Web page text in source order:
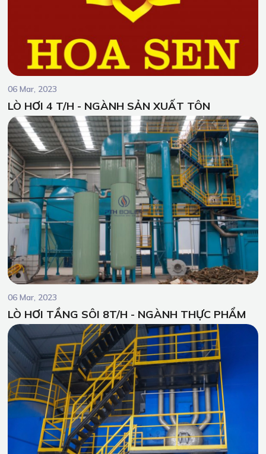
06 Mar, 2023
LÒ HƠI 4 T/H - NGÀNH SẢN XUẤT TÔN
06 Mar, 2023
LÒ HƠI TẦNG SÔI 8T/H - NGÀNH THỰC PHẨM